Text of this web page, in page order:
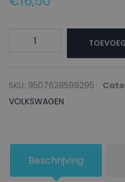
VOLKSWAGEN
HELLBLAU
-
SKU: 9507628599295
VOLKSWAGEN
Beschrijving